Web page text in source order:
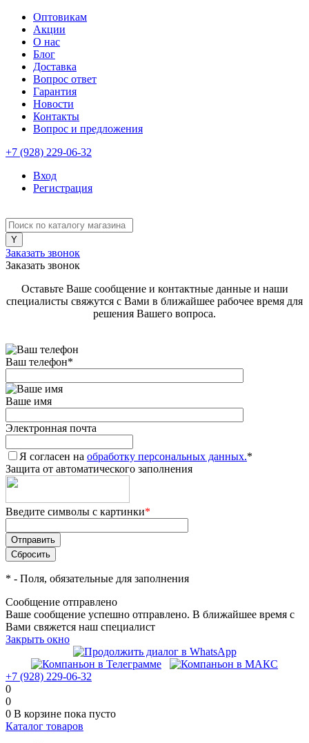
Оптовикам
Акции
О нас
Блог
Доставка
Вопрос ответ
Гарантия
Новости
Контакты
Вопрос и предложения
+7 (928) 229-06-32
Вход
Регистрация
Заказать звонок
Заказать звонок
Оставьте Ваше сообщение и контактные данные и наши
специалисты свяжутся с Вами в ближайшее рабочее время для
решения Вашего вопроса.
Ваш телефон*
Ваше имя
Электронная почта
Я согласен на обработку персональных данных.*
Защита от автоматического заполнения
Введите символы с картинки*
* - Поля, обязательные для заполнения
Сообщение отправлено
Ваше сообщение успешно отправлено. В ближайшее время с
Вами свяжется наш специалист
Закрыть окно
+7 (928) 229-06-32
0
0
0 В корзине пока пусто
Каталог товаров